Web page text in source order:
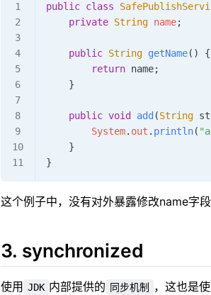
public class
    private
String name;
    public
String getName()
{
        return
name;
    }
    public
void add (String
        System
. out . println(
    }
}
这个例子中，没有对外暴露修改name字
3. synchronized
使用 JDK 内部提供的 同步机制 ，这也是